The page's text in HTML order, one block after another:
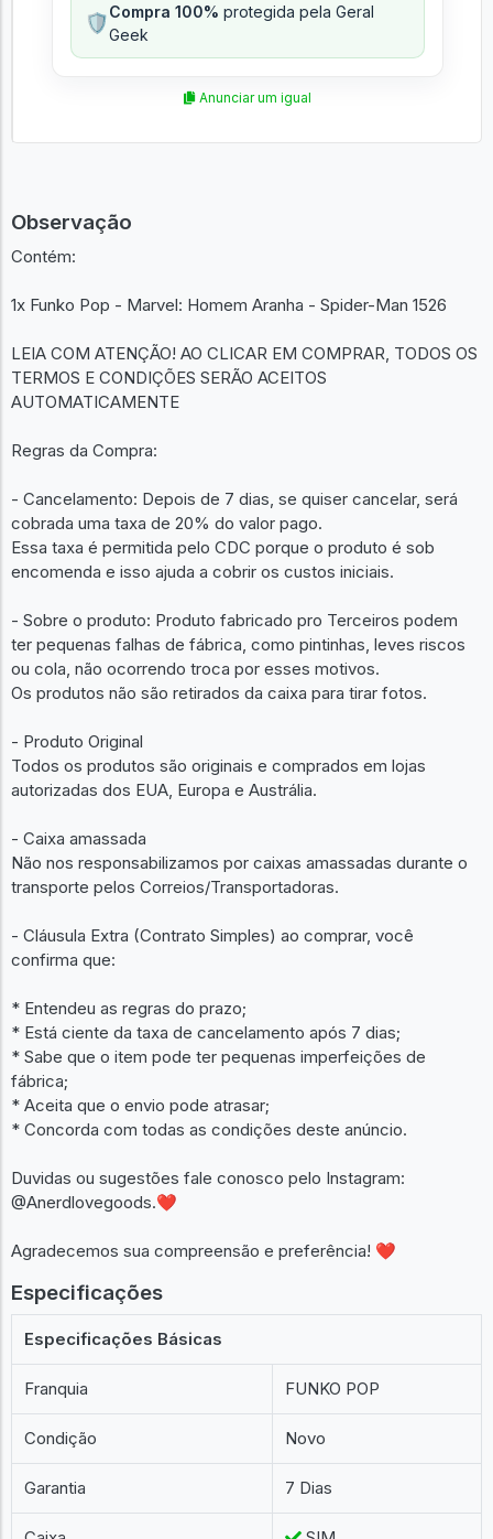
🛡️Compra 100% protegida pela Geral
Geek
Anunciar um igual
Observação
Contém:
1x Funko Pop - Marvel: Homem Aranha - Spider-Man 1526
LEIA COM ATENÇÃO! AO CLICAR EM COMPRAR, TODOS OS
TERMOS E CONDIÇÕES SERÃO ACEITOS
AUTOMATICAMENTE
Regras da Compra:
- Cancelamento: Depois de 7 dias, se quiser cancelar, será
cobrada uma taxa de 20% do valor pago.
Essa taxa é permitida pelo CDC porque o produto é sob
encomenda e isso ajuda a cobrir os custos iniciais.
- Sobre o produto: Produto fabricado pro Terceiros podem
ter pequenas falhas de fábrica, como pintinhas, leves riscos
ou cola, não ocorrendo troca por esses motivos.
Os produtos não são retirados da caixa para tirar fotos.
- Produto Original
Todos os produtos são originais e comprados em lojas
autorizadas dos EUA, Europa e Austrália.
- Caixa amassada
Não nos responsabilizamos por caixas amassadas durante o
transporte pelos Correios/Transportadoras.
- Cláusula Extra (Contrato Simples) ao comprar, você
confirma que:
* Entendeu as regras do prazo;
* Está ciente da taxa de cancelamento após 7 dias;
* Sabe que o item pode ter pequenas imperfeições de
fábrica;
* Aceita que o envio pode atrasar;
* Concorda com todas as condições deste anúncio.
Duvidas ou sugestões fale conosco pelo Instagram:
@Anerdlovegoods.❤
Agradecemos sua compreensão e preferência! ❤
Especificações
Especificações Básicas
Franquia FUNKO POP
Condição Novo
Garantia 7 Dias